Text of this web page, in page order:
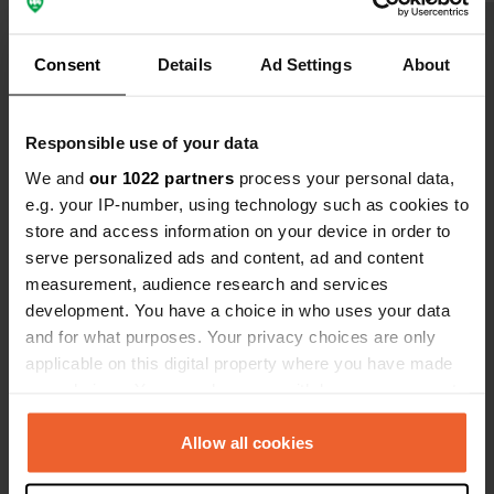
Consent Details Ad Settings About
Responsible use of your data
We and our 1022 partners process your personal data,
e.g. your IP-number, using technology such as cookies to
store and access information on your device in order to
serve personalized ads and content, ad and content
measurement, audience research and services
development. You have a choice in who uses your data
and for what purposes. Your privacy choices are only
applicable on this digital property where you have made
any time from the Cookie Declaration or by clicking on
the Privacy trigger icon.Allow all cookies
redevient
Voir tous les 6 avis
Contact
Emplacement
44011, Argenta, Italie
44° 36' 46" N 11° 50' 24" E